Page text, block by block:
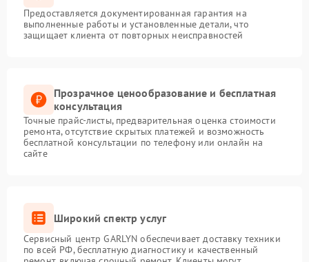
Предоставляется документированная гарантия на
выполненные работы и установленные детали, что
защищает клиента от повторных неисправностей
Прозрачное ценообразование и бесплатная
консультация
Точные прайс-листы, предварительная оценка стоимости
ремонта, отсутствие скрытых платежей и возможность
бесплатной консультации по телефону или онлайн на
сайте
Широкий спектр услуг
Сервисный центр GARLYN обеспечивает доставку техники
по всей РФ, бесплатную диагностику и качественный